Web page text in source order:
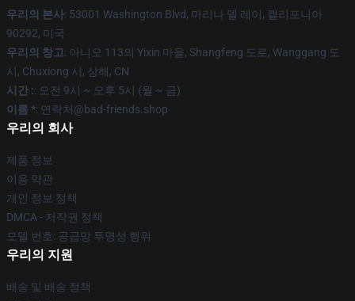
우리의 본사: 53001 Washington Blvd, 마리나 델 레이, 캘리포니아
90292, 미국
우리의 창고: 아니오 113의 Yixin 마을, Shangfeng 도로, Wanggang 도
시, Chuxiong 시, 상해, CN
시간 :: 오전 9시 ~ 오후 5시 (월 ~ 금)
이름 *: 연락처@bad-friends.shop
우리의 회사
제품 정보
이용 약관
개인 정보 정책
DMCA - 저작권 정책
모델 번호: 공급망 투명성 행위
우리의 지원
배송 및 배송 정책